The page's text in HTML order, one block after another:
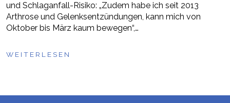
und Schlaganfall-Risiko: „Zudem habe ich seit 2013
Arthrose und Gelenksentzündungen, kann mich von
Oktober bis März kaum bewegen“,…
WEITERLESEN